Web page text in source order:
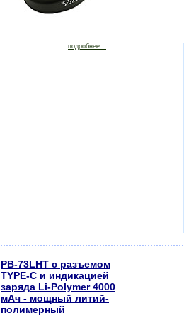
подробнее...
PB-73LHT c разъемом
TYPE-C и индикацией
заряда Li-Polymer 4000
мАч - мощный литий-
полимерный